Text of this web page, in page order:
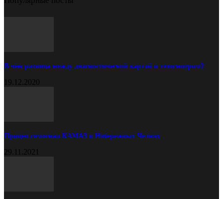
В чём разница между диагностической картой и техосмотром?
19.12.2020
Прицеп самосвал КАМАЗ в Набережных Челнах
29.11.2021